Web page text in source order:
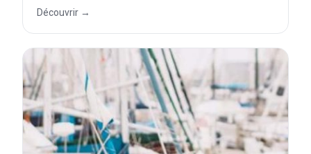
Découvrir →